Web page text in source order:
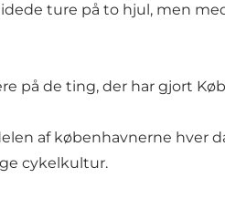
ture på to hjul, men
på de ting, der har gjort
af københavnerne hver
cykelkultur.